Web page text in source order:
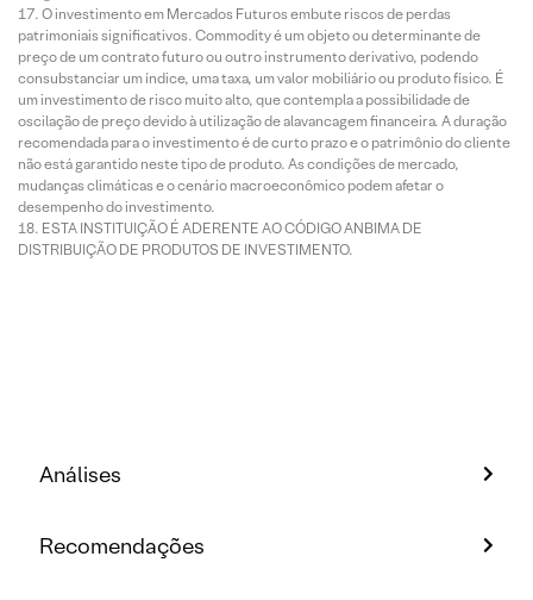
O investimento em Mercados Futuros embute riscos de perdas
patrimoniais significativos. Commodity é um objeto ou determinante de
preço de um contrato futuro ou outro instrumento derivativo, podendo
consubstanciar um índice, uma taxa, um valor mobiliário ou produto físico. É
um investimento de risco muito alto, que contempla a possibilidade de
oscilação de preço devido à utilização de alavancagem financeira. A duração
recomendada para o investimento é de curto prazo e o patrimônio do cliente
não está garantido neste tipo de produto. As condições de mercado,
mudanças climáticas e o cenário macroeconômico podem afetar o
desempenho do investimento.
ESTA INSTITUIÇÃO É ADERENTE AO CÓDIGO ANBIMA DE
DISTRIBUIÇÃO DE PRODUTOS DE INVESTIMENTO.
Análises
Recomendações